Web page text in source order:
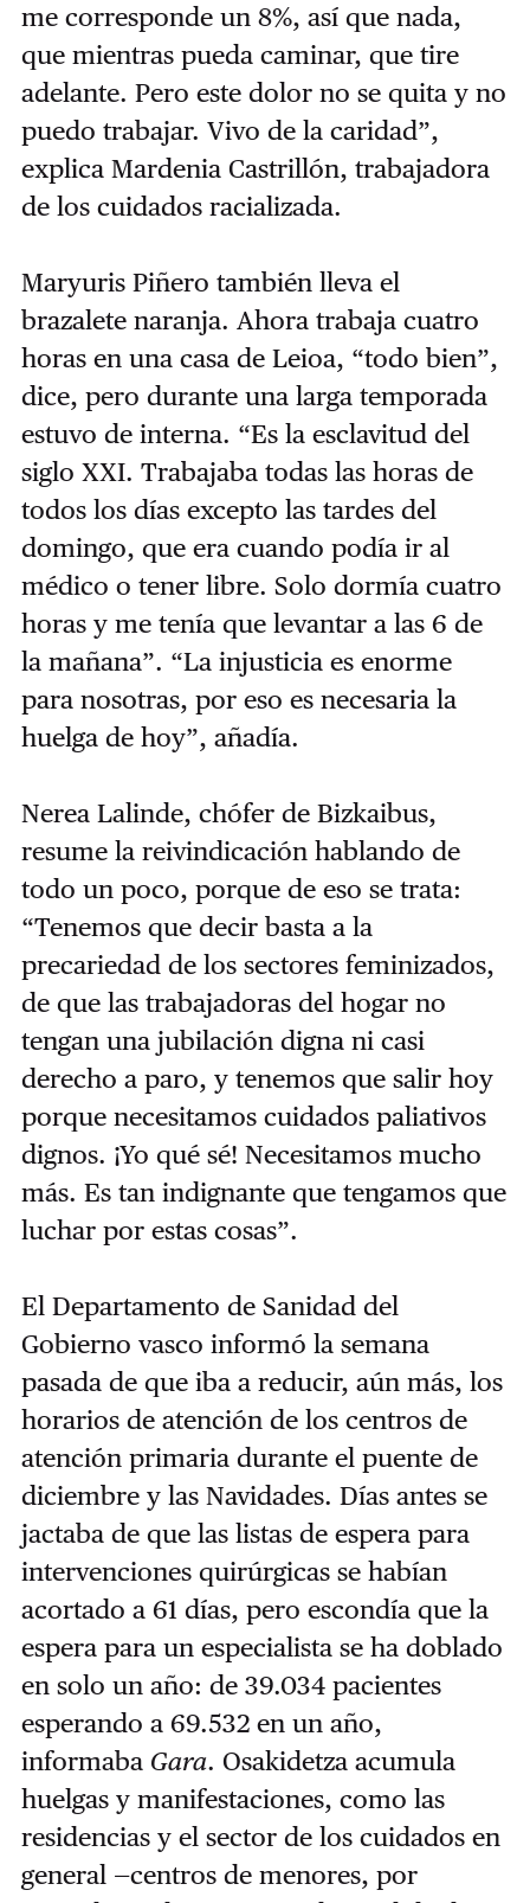
me corresponde un 8%, así que nada,
que mientras pueda caminar, que tire
adelante. Pero este dolor no se quita y no
puedo trabajar. Vivo de la caridad”,
explica Mardenia Castrillón, trabajadora
de los cuidados racializada.
Maryuris Piñero también lleva el
brazalete naranja. Ahora trabaja cuatro
horas en una casa de Leioa, “todo bien”,
dice, pero durante una larga temporada
estuvo de interna. “Es la esclavitud del
siglo XXI. Trabajaba todas las horas de
todos los días excepto las tardes del
domingo, que era cuando podía ir al
médico o tener libre. Solo dormía cuatro
horas y me tenía que levantar a las 6 de
la mañana”. “La injusticia es enorme
para nosotras, por eso es necesaria la
huelga de hoy”, añadía.
Nerea Lalinde, chófer de Bizkaibus,
resume la reivindicación hablando de
todo un poco, porque de eso se trata:
“Tenemos que decir basta a la
precariedad de los sectores feminizados,
de que las trabajadoras del hogar no
tengan una jubilación digna ni casi
derecho a paro, y tenemos que salir hoy
porque necesitamos cuidados paliativos
dignos. ¡Yo qué sé! Necesitamos mucho
más. Es tan indignante que tengamos que
luchar por estas cosas”.
El Departamento de Sanidad del
Gobierno vasco informó la semana
pasada de que iba a reducir, aún más, los
horarios de atención de los centros de
atención primaria durante el puente de
diciembre y las Navidades. Días antes se
jactaba de que las listas de espera para
intervenciones quirúrgicas se habían
acortado a 61 días, pero escondía que la
espera para un especialista se ha doblado
en solo un año: de 39.034 pacientes
esperando a 69.532 en un año,
informaba Gara. Osakidetza acumula
huelgas y manifestaciones, como las
residencias y el sector de los cuidados en
general —centros de menores, por